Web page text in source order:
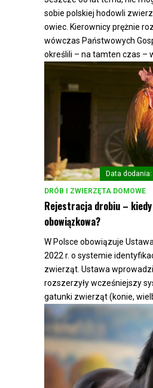
sobie polskiej hodowli
owiec. Kierownicy prężnie
wówczas Państwowych
określili – na tamten czas –
DRÓB I ZWIERZĘTA DOMOWE
Data dodania:
Rejestracja drobiu –
obowiązkowa?
W Polsce obowiązuje
2022 r. o systemie
zwierząt. Ustawa
rozszerzyły wcześniejszy
gatunki zwierząt (konie,